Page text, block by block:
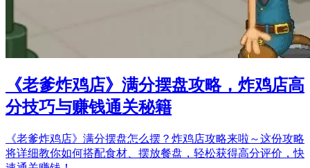
《老爹炸鸡店》满分摆盘攻略，炸鸡店高
分技巧与赚钱通关秘籍
《老爹炸鸡店》满分摆盘怎么摆？炸鸡店攻略来啦～这份攻略
将详细教你如何搭配食材、摆放餐盘，轻松获得高分评价，快